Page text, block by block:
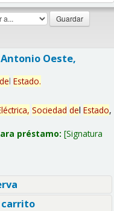
Oeste,
del Estado.
Sociedad del Estado,
préstamo: Signatura